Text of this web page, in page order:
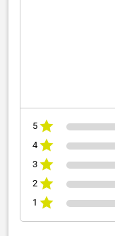
5
4
3
2
1